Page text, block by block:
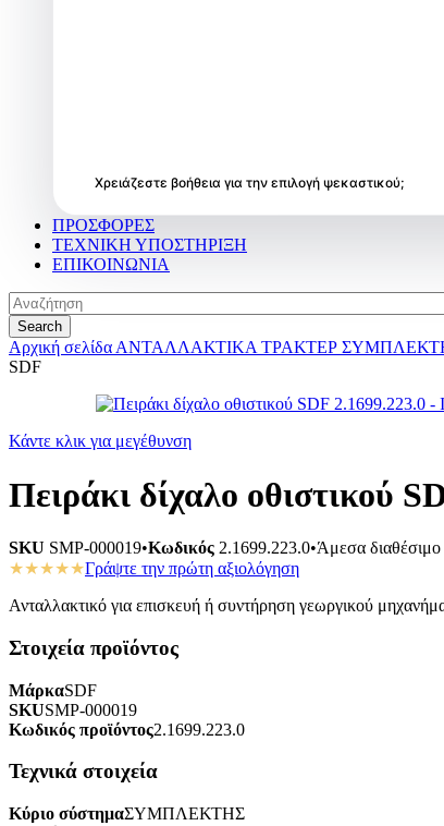
Χρειάζεστε βοήθεια για την επιλογή ψεκαστικού;
ΠΡΟΣΦΟΡΕΣ
ΤΕΧΝΙΚΗ ΥΠΟΣΤΗΡΙΞΗ
ΕΠΙΚΟΙΝΩΝΙΑ
Search
Αρχική σελίδαΑΝΤΑΛΛΑΚΤΙΚΑ ΤΡΑΚΤΕΡ
SDF
Κάντε κλικ για μεγέθυνση
Πειράκι δίχαλο οθιστικού
SKU SMP-000019•Κωδικός 2.1699.223.0•Άμεσα διαθέσιμο
★★★★★Γράψτε την πρώτη αξιολόγηση
Ανταλλακτικό για επισκευή ή συντήρηση γεωργικού
Στοιχεία προϊόντος
ΜάρκαSDF
SKUSMP-000019
Κωδικός προϊόντος2.1699.223.0
Τεχνικά στοιχεία
Κύριο σύστημαΣΥΜΠΛΕΚΤΗΣ